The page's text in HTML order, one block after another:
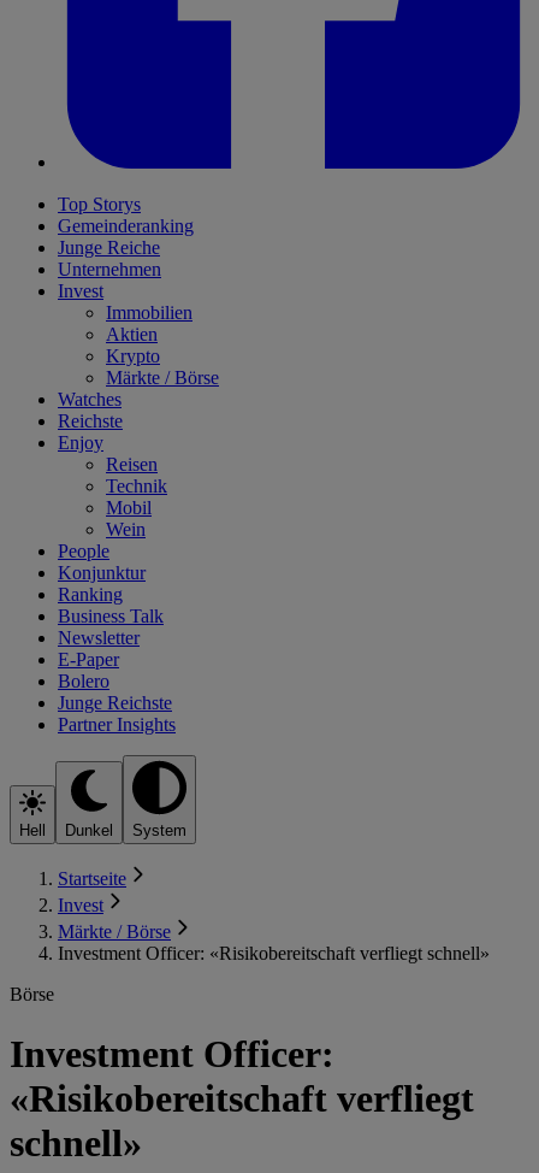
Top Storys
Gemeinderanking
Junge Reiche
Unternehmen
Invest
Immobilien
Aktien
Krypto
Märkte / Börse
Watches
Reichste
Enjoy
Reisen
Technik
Mobil
Wein
People
Konjunktur
Ranking
Business Talk
Newsletter
E-Paper
Bolero
Junge Reichste
Partner Insights
Hell Dunkel System
Startseite
Invest
Märkte / Börse
Investment Officer: «Risikobereitschaft verfliegt schnell»
Börse
Investment Officer:
«Risikobereitschaft verfliegt
schnell»